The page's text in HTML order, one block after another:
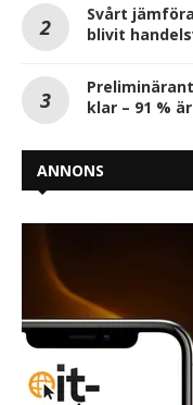
Svårt
blivit
klar – 91 %
ANNONS